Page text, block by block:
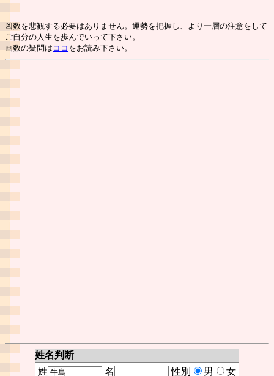
凶数を悲観する必要はありません。運勢を把握し、より一層の注意をして
ご自分の人生を歩んでいって下さい。
画数の疑問は ココ をお読み下さい。
姓名判断
姓
名 性別 男 女